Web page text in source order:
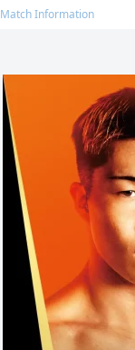
Match Information